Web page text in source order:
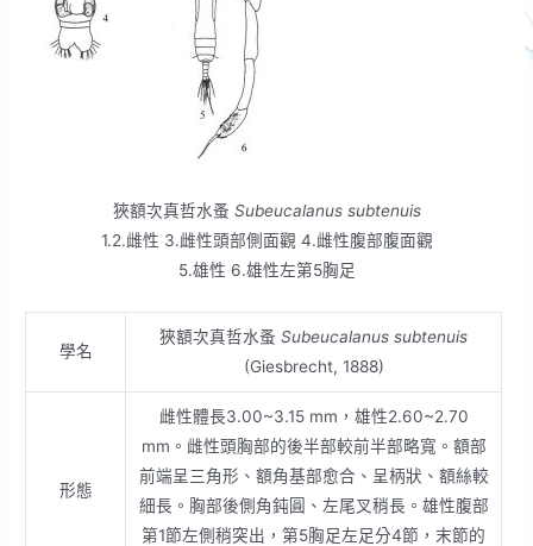
狹額次真哲水蚤 Subeucalanus subtenuis
1.2.雌性 3.雌性頭部側面觀 4.雌性腹部腹面觀
5.雄性 6.雄性左第5胸足
學名
狹額次真哲水蚤Subeucalanus subtenuis
(Giesbrecht, 1888)
形態
雌性體長3.00~3.15 mm，雄性2.60~2.70
mm。雌性頭胸部的後半部較前半部略寬。額部
前端呈三角形、額角基部愈合、呈柄狀、額絲較
細長。胸部後側角鈍圓、左尾叉稍長。雄性腹部
第1節左側稍突出，第5胸足左足分4節，末節的